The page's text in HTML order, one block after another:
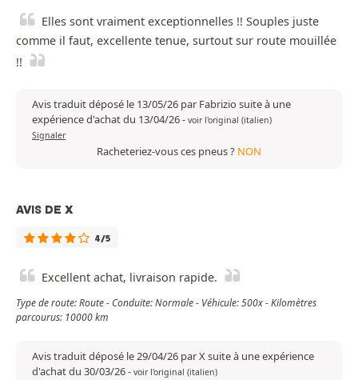
Elles sont vraiment exceptionnelles !! Souples juste
comme il faut, excellente tenue, surtout sur route mouillée
!!
Avis traduit déposé le 13/05/26 par Fabrizio suite à une
expérience d'achat du 13/04/26- voir l'original (italien)
Signaler
Racheteriez-vous ces pneus ? NON
AVIS DE X
4/5
Excellent achat, livraison rapide.
Type de route: Route - Conduite: Normale - Véhicule: 500x - Kilomètres
parcourus: 10000 km
Avis traduit déposé le 29/04/26 par X suite à une expérience
d'achat du 30/03/26- voir l'original (italien)